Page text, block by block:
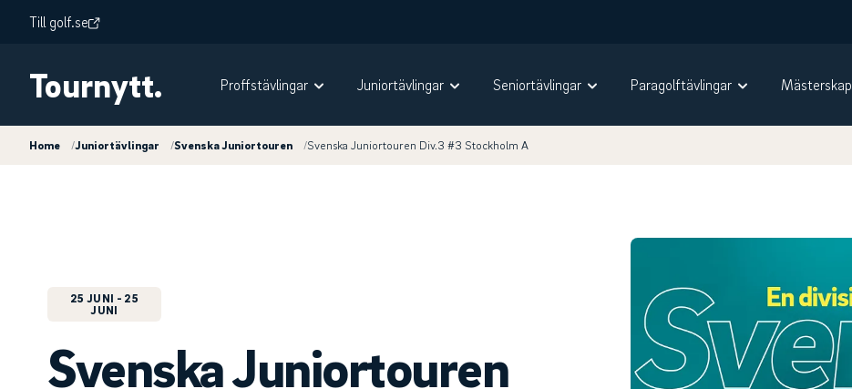
Till golf.se
Tournytt. Proffstävlingar Juniortävlingar Seniortävlingar Paragolftävlingar Mästerskap
Home /Juniortävlingar /Svenska Juniortouren /Svenska Juniortouren Div.3 #3 Stockholm A
25 JUNI - 25
JUNI
Svenska Juniortouren